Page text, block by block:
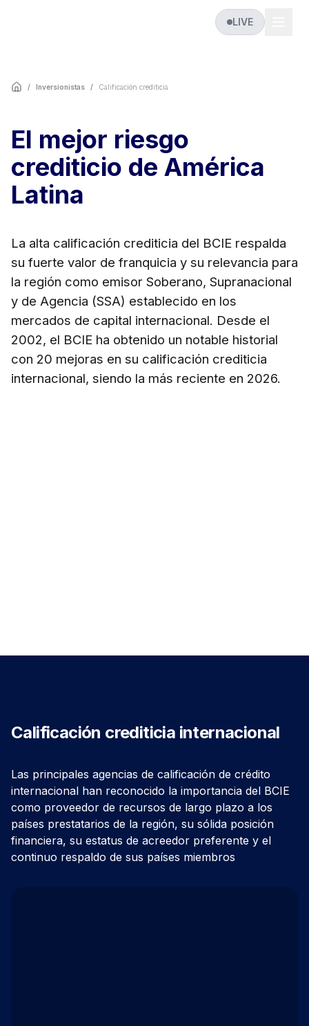
LIVE
/ Inversionistas / Calificación crediticia
El mejor riesgo
crediticio de América
Latina
La alta calificación crediticia del BCIE respalda
su fuerte valor de franquicia y su relevancia para
la región como emisor Soberano, Supranacional
y de Agencia (SSA) establecido en los
mercados de capital internacional. Desde el
2002, el BCIE ha obtenido un notable historial
con 20 mejoras en su calificación crediticia
internacional, siendo la más reciente en 2026.
Calificación crediticia internacional
Las principales agencias de calificación de crédito
internacional han reconocido la importancia del BCIE
como proveedor de recursos de largo plazo a los
países prestatarios de la región, su sólida posición
financiera, su estatus de acreedor preferente y el
continuo respaldo de sus países miembros